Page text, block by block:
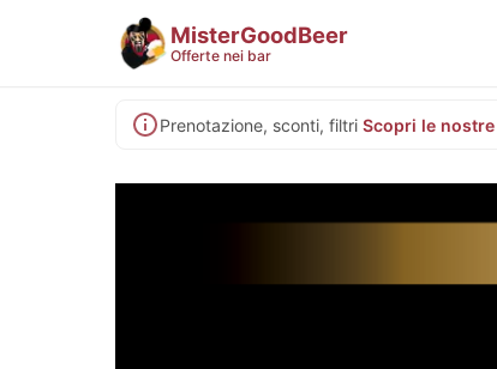
MisterGoodBeer
Offerte nei bar
Prenotazione, sconti, filtri Scopri le